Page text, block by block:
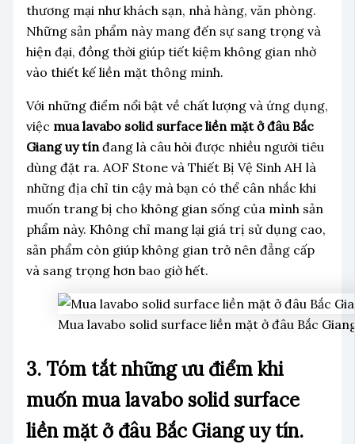
thương mại như khách sạn, nhà hàng, văn phòng.
Những sản phẩm này mang đến sự sang trọng và
hiện đại, đồng thời giúp tiết kiệm không gian nhờ
vào thiết kế liền mặt thông minh.
Với những điểm nổi bật về chất lượng và ứng dụng,
việc mua lavabo solid surface liền mặt ở đâu Bắc
Giang uy tínđang là câu hỏi được nhiều người tiêu
dùng đặt ra. AOF Stone và Thiết Bị Vệ Sinh AH là
những địa chỉ tin cậy mà bạn có thể cân nhắc khi
muốn trang bị cho không gian sống của mình sản
phẩm này. Không chỉ mang lại giá trị sử dụng cao,
sản phẩm còn giúp không gian trở nên đẳng cấp
và sang trọng hơn bao giờ hết.
Mua lavabo solid surface liền mặt ở đâu Bắc
3. Tóm tắt những ưu điểm khi
muốn mua lavabo solid surface
liền mặt ở đâu Bắc Giang uy tín.